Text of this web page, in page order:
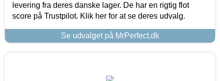
levering fra deres danske lager. De har en rigtig flot
score på Trustpilot. Klik her for at se deres udvalg.
Se udvalget på MrPerfect.dk